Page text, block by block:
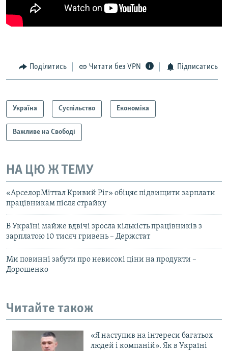
Поділитись Читати без VPN Підписатись
Україна Суспільство Економіка
Важливе на Свободі
НА ЦЮ Ж ТЕМУ
«АрселорМіттал Кривий Ріг» обіцяє підвищити зарплати
працівникам після страйку
В Україні майже вдвічі зросла кількість працівників з
зарплатою 10 тисяч гривень – Держстат
Ми повинні забути про невисокі ціни на продукти –
Дорошенко
Читайте також
«Я наступив на інтереси багатьох
людей і компаній». Як в Україні